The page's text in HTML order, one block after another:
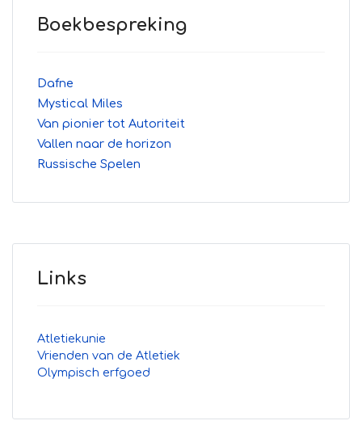
Boekbespreking
Dafne
Mystical Miles
Van pionier tot Autoriteit
Vallen naar de horizon
Russische Spelen
Links
Atletiekunie
Vrienden van de Atletiek
Olympisch erfgoed